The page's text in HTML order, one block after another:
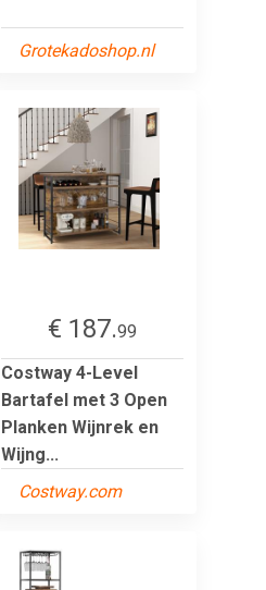
Grotekadoshop.nl
€ 187.99
Costway 4-Level
Bartafel met 3 Open
Planken Wijnrek en
Wijng...
Costway.com